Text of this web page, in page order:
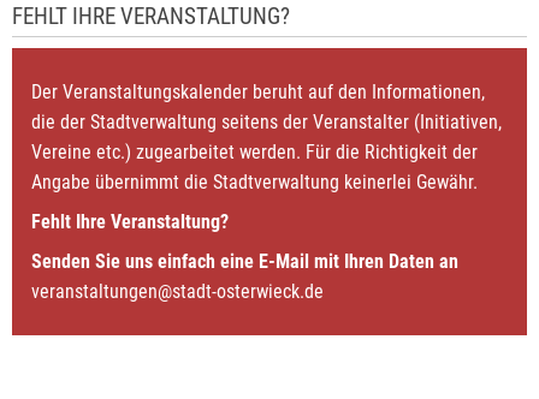
FEHLT IHRE VERANSTALTUNG?
Der Veranstaltungskalender beruht auf den Informationen,
die der Stadtverwaltung seitens der Veranstalter (Initiativen,
Vereine etc.) zugearbeitet werden. Für die Richtigkeit der
Angabe übernimmt die Stadtverwaltung keinerlei Gewähr.
Fehlt Ihre Veranstaltung?
Senden Sie uns einfach eine E-Mail mit Ihren Daten an
veranstaltungen@stadt-osterwieck.de